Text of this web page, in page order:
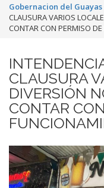
Gobernacion del Guayas
CLAUSURA VARIOS
CONTAR CON PERMISO
CLAUSURA
DIVERSIÓN
CONTAR